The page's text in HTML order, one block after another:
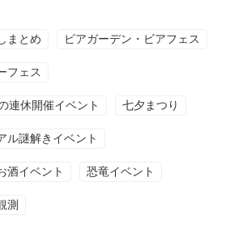
まとめ ビアガーデン・ビアフェス
フェス
連休開催イベント 七夕まつり
ル謎解きイベント
酒イベント 恐竜イベント
測